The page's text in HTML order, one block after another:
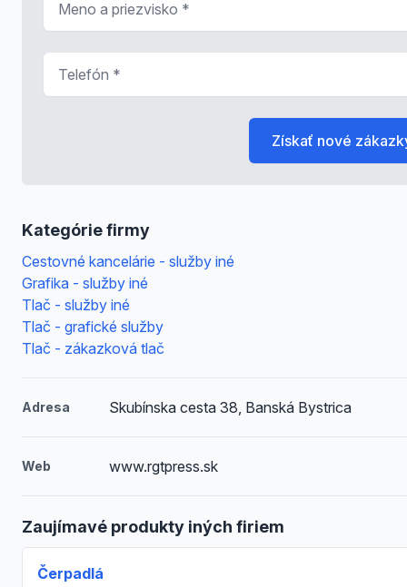
Kategórie firmy
Cestovné kancelárie - služby iné
Grafika - služby iné
Tlač - služby iné
Tlač - grafické služby
Tlač - zákazková tlač
Adresa Skubínska cesta 38, Banská Bystrica
Web www.rgtpress.sk
Zaujímavé produkty iných firiem
Čerpadlá
Získať nové